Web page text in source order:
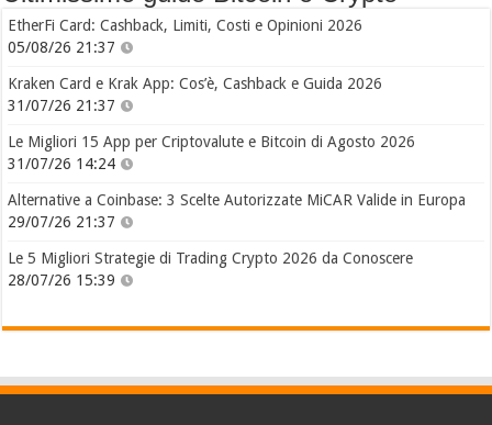
EtherFi Card: Cashback, Limiti, Costi e Opinioni 2026
05/08/26 21:37
Kraken Card e Krak App: Cos’è, Cashback e Guida 2026
31/07/26 21:37
Le Migliori 15 App per Criptovalute e Bitcoin di Agosto 2026
31/07/26 14:24
Alternative a Coinbase: 3 Scelte Autorizzate MiCAR Valide in Europa
29/07/26 21:37
Le 5 Migliori Strategie di Trading Crypto 2026 da Conoscere
28/07/26 15:39